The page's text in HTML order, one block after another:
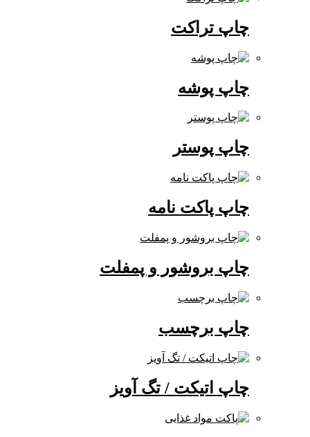
چاپ تراکت
چاپ پوشه
چاپ پوستر
چاپ پاکت نامه
چاپ بروشور و پمفلت
چاپ برچسب
چاپ اتیکت / تگ آویز